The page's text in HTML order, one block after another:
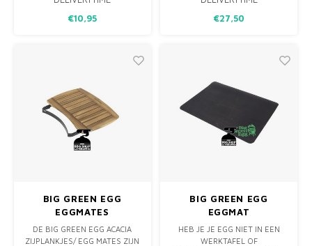
€10,95
RUIMTE IN BESLAG EN ZORGT
BLIJFT BEHOUDEN EN DE KIP
KROKANTE
€27,50
BIG GREEN EGG
EGGMATES
ACACIAHOUT MINIMAX
DE BIG GREEN EGG ACACIA
ZIJPLANKJES/ EGG MATES ZIJN
BIG GREEN EGG
EGGMAT
HEB JE JE EGG NIET IN EEN
WERKTAFEL OF